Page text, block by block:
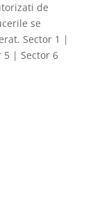
de
se
Sector 1 |
5 | Sector 6